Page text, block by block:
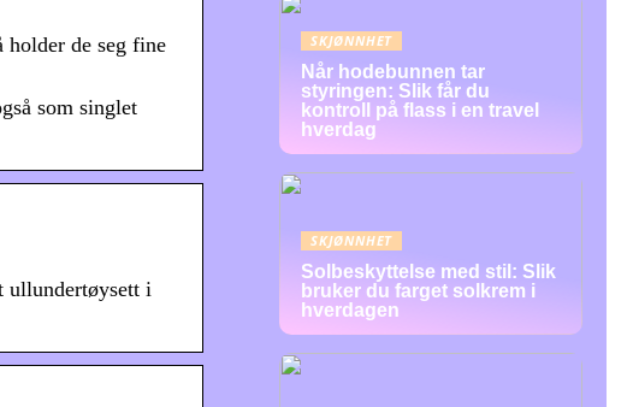
de seg fine
som singlet
ullundertøysett i
SKJØNNHET
Når hodebunnen tar
styringen: Slik får du
kontroll på flass i en travel
hverdag
SKJØNNHET
Solbeskyttelse med stil: Slik
bruker du farget solkrem i
hverdagen